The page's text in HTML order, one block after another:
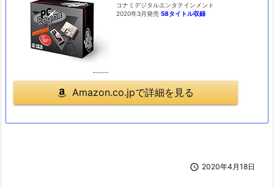
コナミデジタルエンタテインメント
2020年3月発売 58タイトル収録
Amazon.co.jpで詳細を見る
 2020年4月18日